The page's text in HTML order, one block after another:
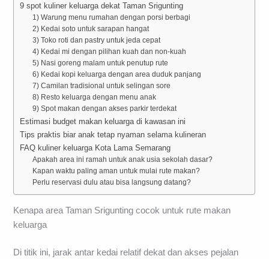
9 spot kuliner keluarga dekat Taman Srigunting
1) Warung menu rumahan dengan porsi berbagi
2) Kedai soto untuk sarapan hangat
3) Toko roti dan pastry untuk jeda cepat
4) Kedai mi dengan pilihan kuah dan non-kuah
5) Nasi goreng malam untuk penutup rute
6) Kedai kopi keluarga dengan area duduk panjang
7) Camilan tradisional untuk selingan sore
8) Resto keluarga dengan menu anak
9) Spot makan dengan akses parkir terdekat
Estimasi budget makan keluarga di kawasan ini
Tips praktis biar anak tetap nyaman selama kulineran
FAQ kuliner keluarga Kota Lama Semarang
Apakah area ini ramah untuk anak usia sekolah dasar?
Kapan waktu paling aman untuk mulai rute makan?
Perlu reservasi dulu atau bisa langsung datang?
Kenapa area Taman Srigunting cocok untuk rute makan
keluarga
Di titik ini, jarak antar kedai relatif dekat dan akses pejalan